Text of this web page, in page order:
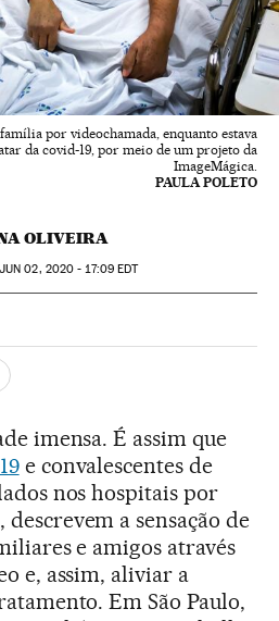
por videochamada, enquanto estava
da covid-19, por meio de um projeto da
ImageMágica.
PAULA POLETO
OLIVEIRA
JUN 02, 2020 - 17:09EDT
Sociales
imensa. É assim que
e convalescentes de
nos hospitais por
a sensação de
e amigos através
e, assim, aliviar a
Em São Paulo,